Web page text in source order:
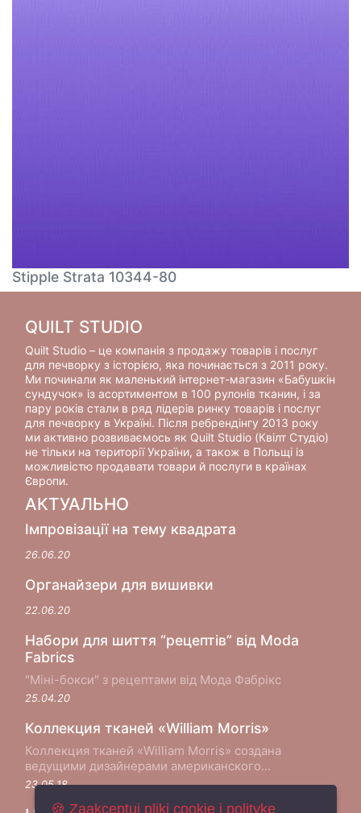
Stipple Strata 10344-80
QUILT STUDIO
Quilt Studio – це компанія з продажу товарів і послуг
для печворку з історією, яка починається з 2011 року.
Ми починали як маленький інтернет-магазин «Бабушкін
сундучок» із асортиментом в 100 рулонів тканин, і за
пару років стали в ряд лідерів ринку товарів і послуг
для печворку в Україні. Після ребрендінгу 2013 року
ми активно розвиваємось як Quilt Studio (Квілт Студіо)
не тільки на території України, а також в Польщі із
можливістю продавати товари й послуги в країнах
Європи.
АКТУАЛЬНО
Імпровізації на тему квадрата
26.06.20
Органайзери для вишивки
22.06.20
Набори для шиття “рецептів” від Moda
Fabrics
"Міні-бокси" з рецептами від Мода Фабрікс
25.04.20
Коллекция тканей «William Morris»
Коллекция тканей «William Morris» создана
ведущими дизайнерами американского
производителя хлопковых тканей Moda Fabrics в
23.05.18
🍪 Zaakceptuj pliki cookie i politykę